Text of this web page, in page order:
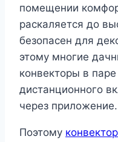
помещении
раскаляется до
безопасен для
этому многие
конвекторы в
дистанционного
через приложение.
Поэтому